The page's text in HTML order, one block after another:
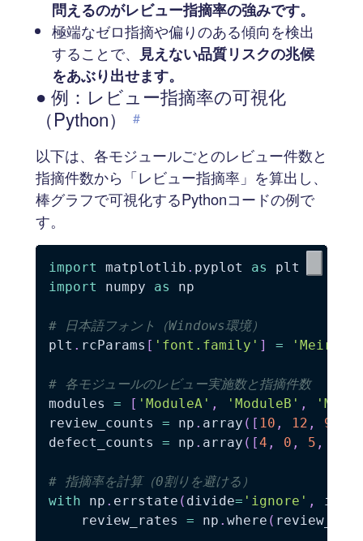
問えるのがレビュー指摘率の強みです。
極端なゼロ指摘や偏りのある傾向を検出
することで、
見えない品質リスクの兆候
をあぶり出せます。
● 例：レビュー指摘率の可視化
（Python）
#
以下は、各モジュールごとのレビュー件数と
指摘件数から「レビュー指摘率」を算出し、
棒グラフで可視化するPythonコードの例で
す。
import matplotlib . pyplot as
import
numpy as np
# 日本語フォント（Windows環境）
plt . rcParams [ 'font.family' ] = 'Meiryo'
# 各モジュールのレビュー実施数と指摘件数
modules = [ 'ModuleA' , 'ModuleB' ,
review_counts = np . array ( [ 10 , 12 , 9
defect_counts = np . array ( [4 , 0 , 5 ,
# 指摘率を計算（0割りを避ける）
with np . errstate ( divide= 'ignore' ,
    review_rates
= np . where (